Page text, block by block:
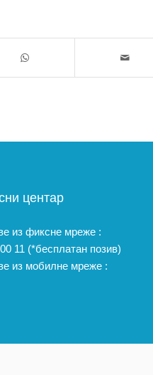
центар
из фиксне мреже :
11 (*бесплатан позив)
из мобилне мреже :